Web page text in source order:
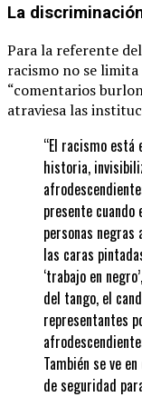
La
Para la referente
racismo no se
“comentarios
atraviesa las
“El racismo está
historia,
presente
personas negras
las caras
‘trabajo en
del tango, el
representantes
También se ve
de seguridad